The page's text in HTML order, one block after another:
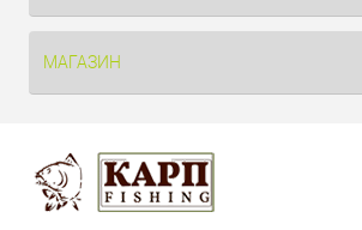
МАГАЗИН